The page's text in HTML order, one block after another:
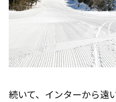
続いて、インターから遠